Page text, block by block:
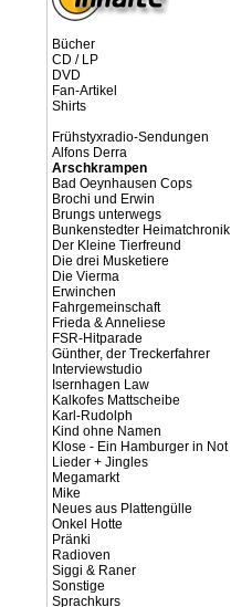
Bücher
CD / LP
DVD
Fan-Artikel
Shirts
Frühstyxradio-Sendungen
Alfons Derra
Arschkrampen
Bad Oeynhausen Cops
Brochi und Erwin
Brungs unterwegs
Bunkenstedter Heimatchronik
Der Kleine Tierfreund
Die drei Musketiere
Die Vierma
Erwinchen
Fahrgemeinschaft
Frieda & Anneliese
FSR-Hitparade
Günther, der Treckerfahrer
Interviewstudio
Isernhagen Law
Kalkofes Mattscheibe
Karl-Rudolph
Kind ohne Namen
Klose - Ein Hamburger in Not
Lieder + Jingles
Megamarkt
Mike
Neues aus Plattengülle
Onkel Hotte
Pränki
Radioven
Siggi & Raner
Sonstige
Sprachkurs